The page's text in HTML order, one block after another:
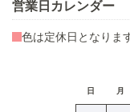
営業日カレンダー
日 月
色は定休日となりま